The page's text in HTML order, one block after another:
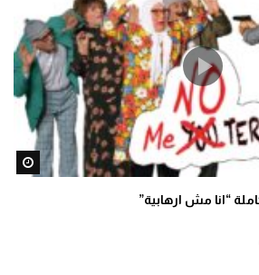
“انا مش ارهابية”